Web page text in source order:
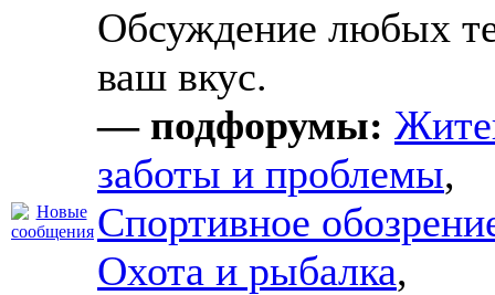
Обсуждение любых
ваш вкус.
— подфорумы:
заботы и проблемы,
Спортивное
Охота и рыбалка,